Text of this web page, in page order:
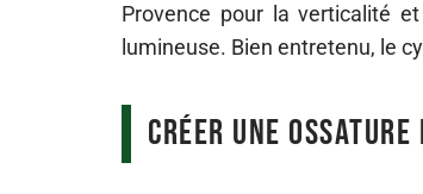
Provence pour la verticalité
lumineuse. Bien entretenu, le
Créer une